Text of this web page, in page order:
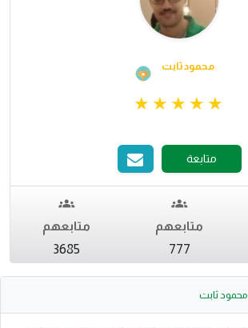
محمود ثابت
متابعة
متابعهم
777
متابعهم
3685
محمود ثابت